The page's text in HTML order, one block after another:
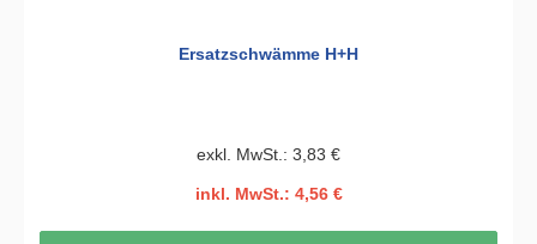
Ersatzschwämme H+H
exkl. MwSt.: 3,83 €
inkl. MwSt.: 4,56 €